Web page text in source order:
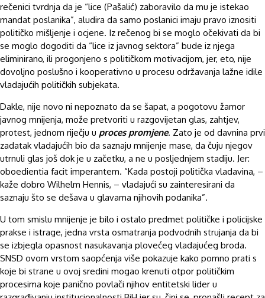
rečenici tvrdnja da je “lice (Pašalić) zaboravilo da mu je istekao
mandat poslanika”, aludira da samo poslanici imaju pravo iznositi
političko mišljenje i ocjene. Iz rečenog bi se moglo očekivati da bi
se moglo dogoditi da “lice iz javnog sektora” bude iz njega
eliminirano, ili progonjeno s političkom motivacijom, jer, eto, nije
dovoljno poslušno i kooperativno u procesu održavanja lažne idile
vladajućih političkih subjekata.
Dakle, nije novo ni nepoznato da se šapat, a pogotovu žamor
javnog mnijenja, može pretvoriti u razgovijetan glas, zahtjev,
protest, jednom riječju u proces promjene. Zato je od davnina prvi
zadatak vladajućih bio da saznaju mnijenje mase, da čuju njegov
utrnuli glas još dok je u začetku, a ne u posljednjem stadiju. Jer:
oboedientia facit imperantem. “Kada postoji politička vladavina, –
kaže dobro Wilhelm Hennis, – vladajući su zainteresirani da
saznaju što se dešava u glavama njihovih podanika”.
U tom smislu mnijenje je bilo i ostalo predmet političke i policijske
prakse i istrage, jedna vrsta osmatranja podvodnih strujanja da bi
se izbjegla opasnost nasukavanja plovećeg vladajućeg broda.
SNSD ovom vrstom saopćenja više pokazuje kako pomno prati s
koje bi strane u ovoj sredini mogao krenuti otpor političkim
procesima koje panično povlači njihov entitetski lider u